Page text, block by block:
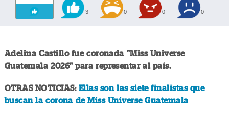
3 0 0 0
Adelina Castillo fue coronada "Miss Universe
Guatemala 2026" para representar al país.
OTRAS NOTICIAS: Ellas son las siete finalistas que
buscan la corona de Miss Universe Guatemala